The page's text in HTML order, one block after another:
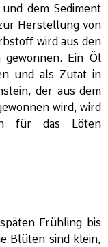
dem Sediment
Herstellung von
wird aus den
Ein Öl
und als Zutat in
der aus dem
wird, wird
für das Löten
Frühling bis
Blüten sind klein,